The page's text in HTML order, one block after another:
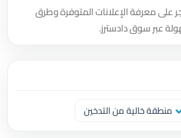
معرفة الإعلانات المتوفرة وطرق
عبر سوق دادسترز.
منطقة خالية من التدخين